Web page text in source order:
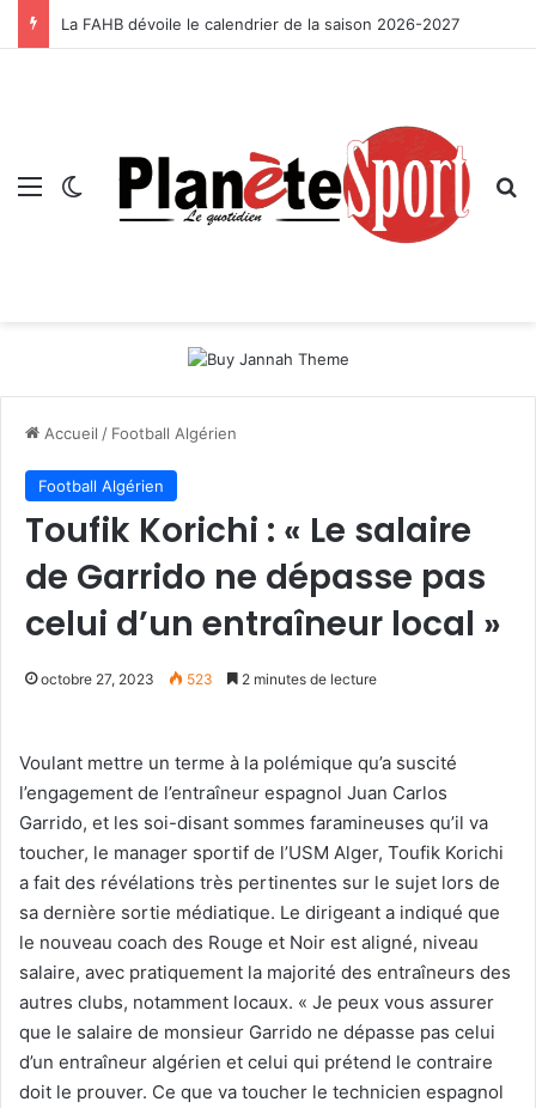
La FAHB dévoile le calendrier de la saison 2026-2027
Menu Switch skin
Accueil / Football Algérien
Football Algérien
Toufik Korichi : « Le salaire
de Garrido ne dépasse pas
celui d’un entraîneur local »
octobre 27, 2023 523 2 minutes de lecture
Voulant mettre un terme à la polémique qu’a suscité
l’engagement de l’entraîneur espagnol Juan Carlos
Garrido, et les soi-disant sommes faramineuses qu’il va
toucher, le manager sportif de l’USM Alger, Toufik Korichi
a fait des révélations très pertinentes sur le sujet lors de
sa dernière sortie médiatique. Le dirigeant a indiqué que
le nouveau coach des Rouge et Noir est aligné, niveau
salaire, avec pratiquement la majorité des entraîneurs des
autres clubs, notamment locaux. « Je peux vous assurer
que le salaire de monsieur Garrido ne dépasse pas celui
d’un entraîneur algérien et celui qui prétend le contraire
doit le prouver. Ce que va toucher le technicien espagnol